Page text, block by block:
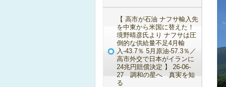
【 高市が石油 ナフサ輸入先
を中東から米国に替えた！
境野晴彦氏より ナフサは圧
倒的な供給量不足4月輸
入-43.7％ 5月原油-57.3％／
高市外交で日本がイランに
24兆円賠償決定 】 26-06-
27 調和の星へ 真実を知
る